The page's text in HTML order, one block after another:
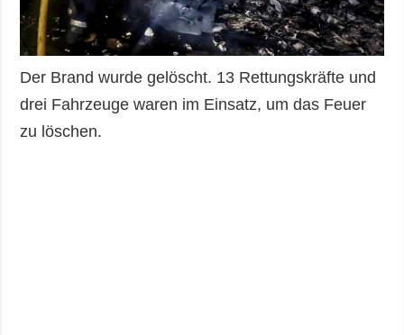
Der Brand wurde gelöscht. 13 Rettungskräfte und
drei Fahrzeuge waren im Einsatz, um das Feuer
zu löschen.